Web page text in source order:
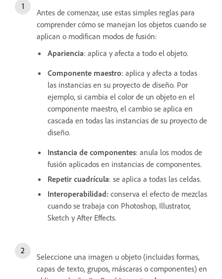
Antes de comenzar, use estas simples reglas para
comprender cómo se manejan los objetos cuando se
aplican o modifican modos de fusión:
Apariencia: aplica y afecta a todo el objeto.
Componente maestro: aplica y afecta a todas
las instancias en su proyecto de diseño. Por
ejemplo, si cambia el color de un objeto en el
componente maestro, el cambio se aplica en
cascada en todas las instancias de su proyecto de
diseño.
Instancia de componentes: anula los modos de
fusión aplicados en instancias de componentes.
Repetir cuadrícula: se aplica a todas las celdas.
Interoperabilidad: conserva el efecto de mezclas
cuando se trabaja con Photoshop, Illustrator,
Sketch y After Effects.
Seleccione una imagen u objeto (incluidas formas,
capas de texto, grupos, máscaras o componentes) en